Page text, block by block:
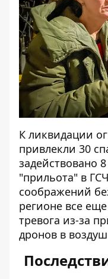
К ликвидации
привлекли 30
задействовано
"прильота" в
соображений
регионе все
тревога из-за
дронов в